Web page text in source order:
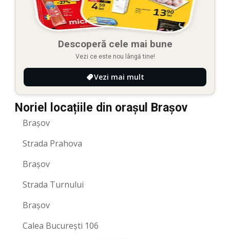
Descoperă cele mai bune
Vezi ce este nou lângă tine!
Vezi mai mult
Noriel locațiile din orașul Brașov
Brașov
Strada Prahova
Brașov
Strada Turnului
Brașov
Calea București 106